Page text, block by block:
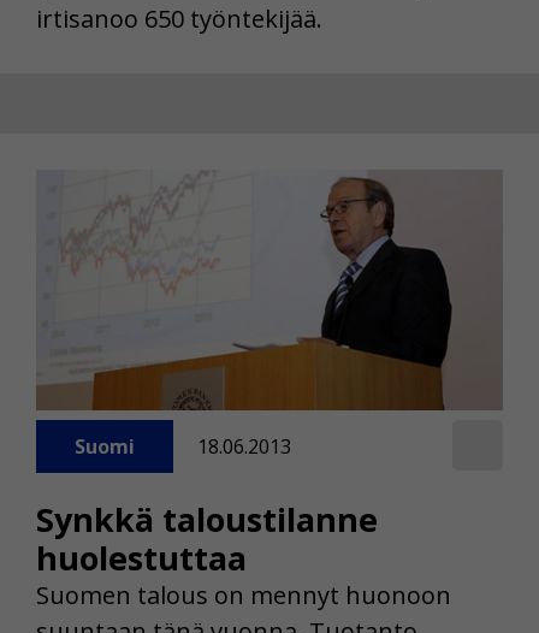
irtisanoo 650 työntekijää.
Synkkä taloustilanne
huolestuttaa
Suomi 18.06.2013
Suomen talous on mennyt huonoon